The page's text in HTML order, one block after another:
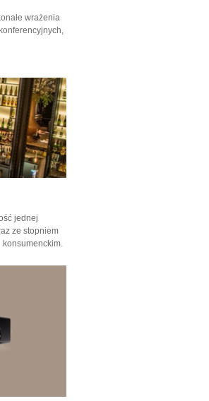
wrażenia
jednej
ze stopniem
konsumenckim.